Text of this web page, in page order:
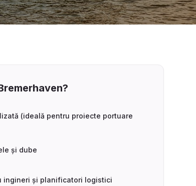
(ideală pentru proiecte portuare
și dube
ingineri și planificatori logistici